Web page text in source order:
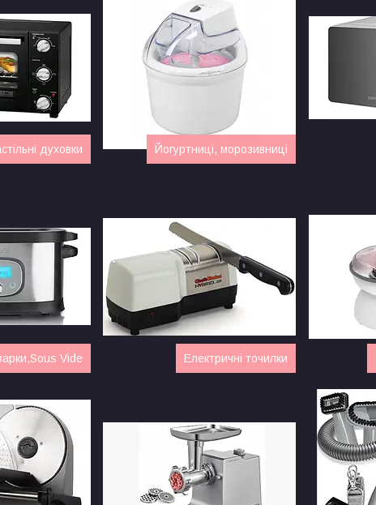
духовки Йогуртниці, морозивниці
Vide Електричні точилки